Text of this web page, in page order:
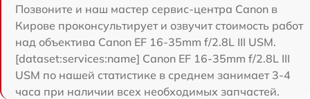
Позвоните и наш мастер сервис-центра Canon в
Кирове проконсультирует и озвучит стоимость работ
над объектива Canon EF 16-35mm f/2.8L III USM.
[dataset:services:name] Canon EF 16-35mm f/2.8L III
USM по нашей статистике в среднем занимает 3-4
часа при наличии всех необходимых запчастей.